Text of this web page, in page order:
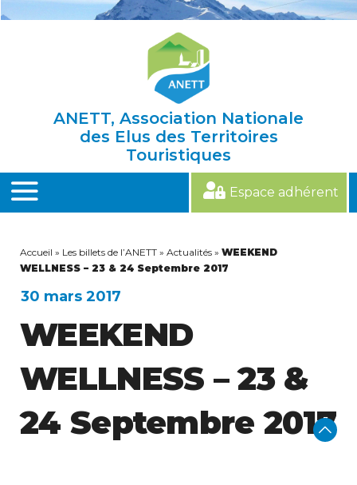
ANETT, Association Nationale
des Elus des Territoires
Touristiques
MENU
Espace adhérent
Accueil » Les billets de l’ANETT » Actualités » WEEKEND
WELLNESS – 23 & 24 Septembre 2017
30 mars 2017
WEEKEND
WELLNESS – 23 &
24 Septembre 2017